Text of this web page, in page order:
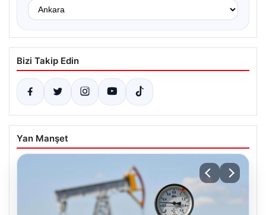
Bizi Takip Edin
Yan Manşet